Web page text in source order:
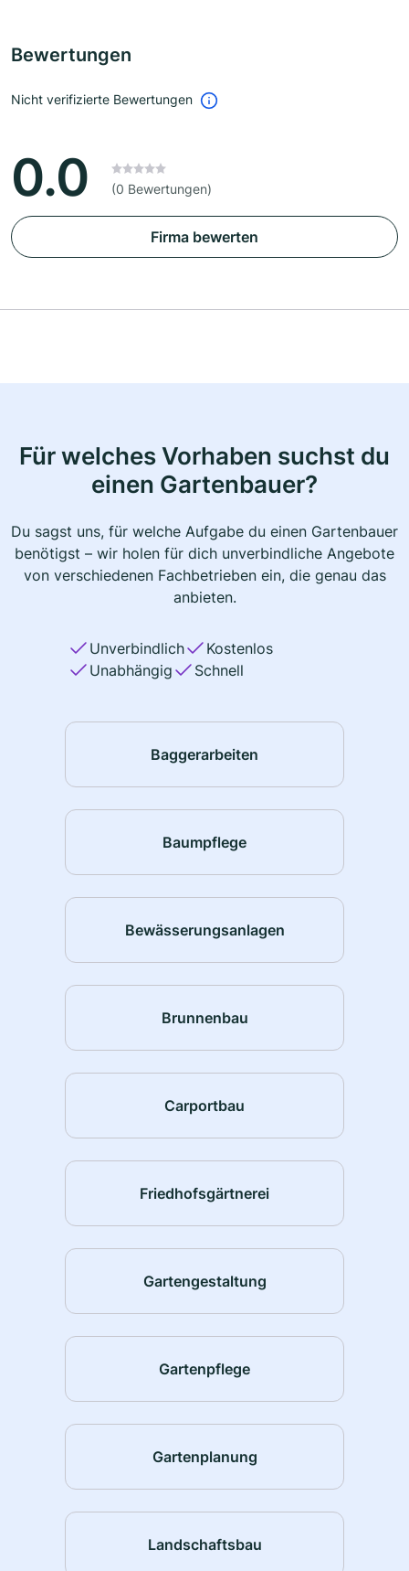
Bewertungen
Nicht verifizierte Bewertungen
0.0 (0 Bewertungen)
Firma bewerten
Für welches Vorhaben suchst du
einen Gartenbauer?
Du sagst uns, für welche Aufgabe du einen Gartenbauer
benötigst – wir holen für dich unverbindliche Angebote
von verschiedenen Fachbetrieben ein, die genau das
anbieten.
Unverbindlich
Kostenlos
Unabhängig
Schnell
Baggerarbeiten
Baumpflege
Bewässerungsanlagen
Brunnenbau
Carportbau
Friedhofsgärtnerei
Gartengestaltung
Gartenpflege
Gartenplanung
Landschaftsbau